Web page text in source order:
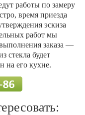
работы по замеру
время приезда
эскиза
работ мы
заказа —
стекла будет
на его кухне.